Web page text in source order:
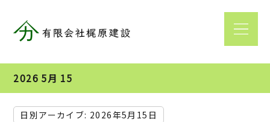
2026 5月 15
日別アーカイブ: 2026年5月15日